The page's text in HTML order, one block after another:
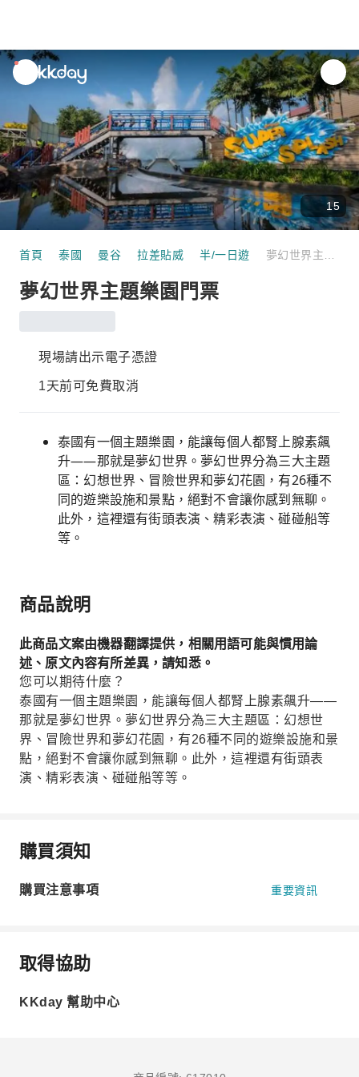
unread
notifications
15
首頁 泰國 曼谷 拉差貼威 半/一日遊
夢幻世界主題樂園門票
現場請出示電子憑證
1天前可免費取消
泰國有一個主題樂園，能讓每個人都腎上腺素飆
升——那就是夢幻世界。夢幻世界分為三大主題
區：幻想世界、冒險世界和夢幻花園，有26種不
同的遊樂設施和景點，絕對不會讓你感到無聊。
此外，這裡還有街頭表演、精彩表演、碰碰船等
等。
商品說明
此商品文案由機器翻譯提供，相關用語可能與慣用論
述、原文內容有所差異，請知悉。
您可以期待什麼？
泰國有一個主題樂園，能讓每個人都腎上腺素飆升——
那就是夢幻世界。夢幻世界分為三大主題區：幻想世
界、冒險世界和夢幻花園，有26種不同的遊樂設施和景
點，絕對不會讓你感到無聊。此外，這裡還有街頭表
演、精彩表演、碰碰船等等。
購買須知
購買注意事項 重要資訊
取得協助
KKday 幫助中心